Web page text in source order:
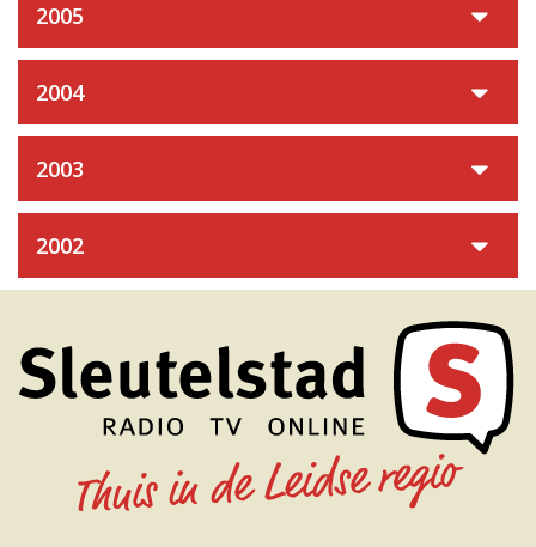
2005
2004
2003
2002